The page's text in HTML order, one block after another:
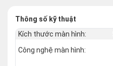
Thông số kỹ thuật
Kích thước màn hình:
Công nghệ màn hình: